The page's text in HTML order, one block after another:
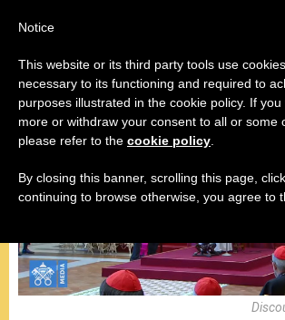
البابا فرنسيس
Notice
This website or its third party tools use
necessary to its functioning and required to
purposes illustrated in the cookie policy. If
more or withdraw your consent to all or some
please refer to the cookie policy
By closing this banner, scrolling this page,
continuing to browse otherwise, you agree to